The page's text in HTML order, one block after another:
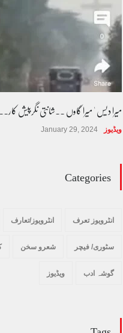
کالم/بلاگ
میرا دیس ' میرا گاوں ۔۔شانتی نگرپیش
ویڈیوز January 29, 2024
Categories
انٹرویوز تعرف انٹرویوز/تعارف
سٹوری/ فیچر شعرو سخن
گوشہ ادب ویڈیوز